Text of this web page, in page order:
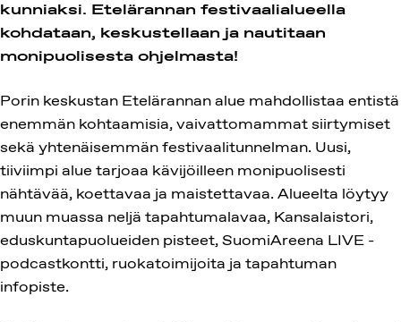
kunniaksi. Etelärannan festivaalialueella
kohdataan, keskustellaan ja nautitaan
monipuolisesta ohjelmasta!
Porin keskustan Etelärannan alue mahdollistaa entistä
enemmän kohtaamisia, vaivattomammat siirtymiset
sekä yhtenäisemmän festivaalitunnelman. Uusi,
tiiviimpi alue tarjoaa kävijöilleen monipuolisesti
nähtävää, koettavaa ja maistettavaa. Alueelta löytyy
muun muassa neljä tapahtumalavaa, Kansalaistori,
eduskuntapuolueiden pisteet, SuomiAreena LIVE -
podcastkontti, ruokatoimijoita ja tapahtuman
infopiste.